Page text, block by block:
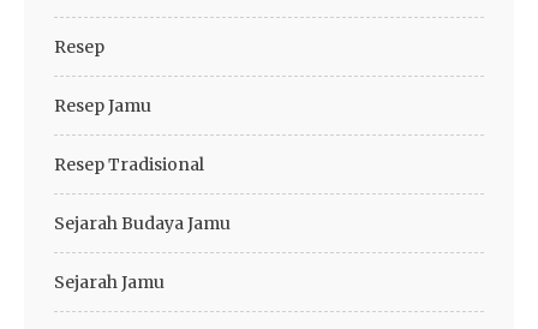
Resep
Resep Jamu
Resep Tradisional
Sejarah Budaya Jamu
Sejarah Jamu